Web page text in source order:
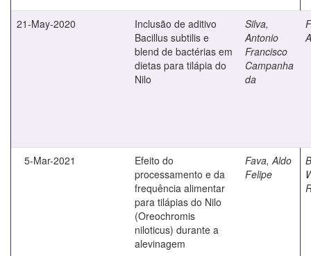
21-May-2020
Inclusão de aditivo
Bacillus subtilis e
blend de bactérias em
dietas para tilápia do
Nilo
Silva,
Antonio
Francisco
Campanha
da
5-Mar-2021
Efeito do
processamento e da
frequência alimentar
para tilápias do Nilo
(Oreochromis
niloticus) durante a
alevinagem
Fava, Aldo
Felipe